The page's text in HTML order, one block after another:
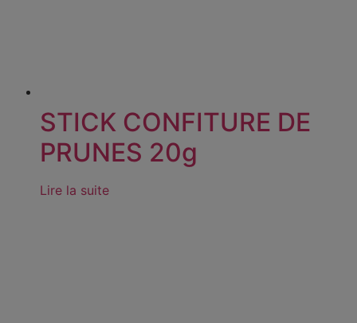
STICK CONFITURE DE
PRUNES 20g
Lire la suite